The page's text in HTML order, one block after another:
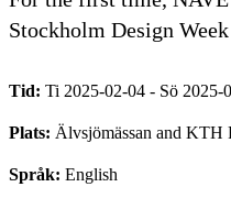
Stockholm Design
Tid: Ti 2025-02-04 - Sö 2025-
Plats: Älvsjömässan and KTH
Språk: English